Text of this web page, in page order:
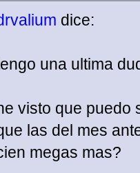
dice:
una ultima
visto que puedo
las del mes
megas mas?